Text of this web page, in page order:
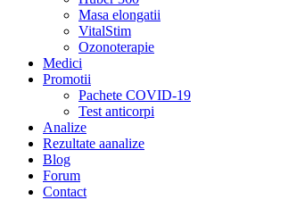
Masa elongatii
VitalStim
Ozonoterapie
Medici
Promotii
Pachete COVID-19
Test anticorpi
Analize
Rezultate aanalize
Blog
Forum
Contact